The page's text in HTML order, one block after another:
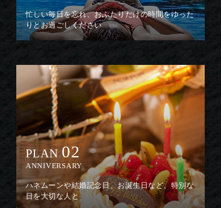
忙しい毎日を忘れ、おふたりだけの時間をゆった
りとお過ごしください
PLAN 02
ANNIVERSARY
ハネムーンや結婚記念日、お誕生日など、特別な
日を大切な人と